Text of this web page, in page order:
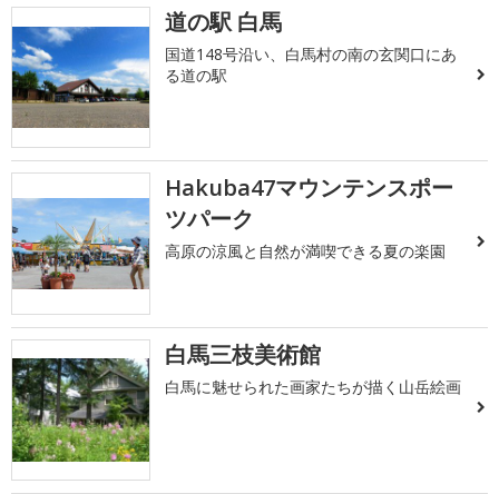
道の駅 白馬
国道148号沿い、白馬村の南の玄関口にあ
る道の駅
Hakuba47マウンテンスポー
ツパーク
高原の涼風と自然が満喫できる夏の楽園
白馬三枝美術館
白馬に魅せられた画家たちが描く山岳絵画